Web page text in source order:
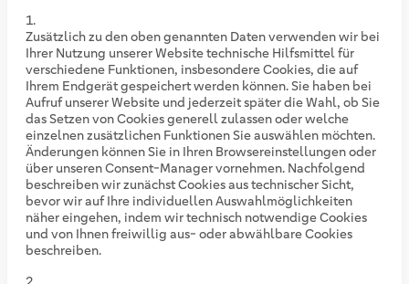
Zusätzlich zu den oben genannten Daten verwenden wir bei
Ihrer Nutzung unserer Website technische Hilfsmittel für
verschiedene Funktionen, insbesondere Cookies, die auf
Ihrem Endgerät gespeichert werden können. Sie haben bei
Aufruf unserer Website und jederzeit später die Wahl, ob Sie
das Setzen von Cookies generell zulassen oder welche
einzelnen zusätzlichen Funktionen Sie auswählen möchten.
Änderungen können Sie in Ihren Browsereinstellungen oder
über unseren Consent-Manager vornehmen. Nachfolgend
beschreiben wir zunächst Cookies aus technischer Sicht,
bevor wir auf Ihre individuellen Auswahlmöglichkeiten
näher eingehen, indem wir technisch notwendige Cookies
und von Ihnen freiwillig aus- oder abwählbare Cookies
beschreiben.